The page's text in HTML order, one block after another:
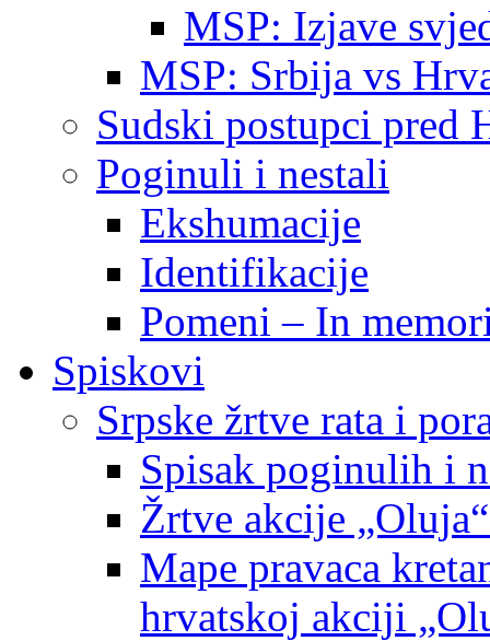
MSP: Izjave
MSP: Srbija vs
Sudski postupci pred
Poginuli i nestali
Ekshumacije
Identifikacije
Pomeni – In
Spiskovi
Srpske žrtve rata i
Spisak poginulih i
Žrtve akcije
Mape pravaca
hrvatskoj akciji